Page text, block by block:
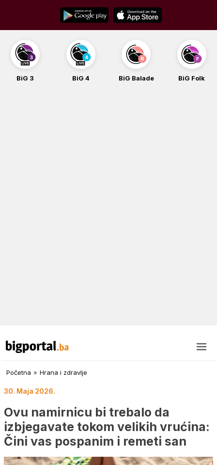
content
BiG 3 BiG 4 BiG Balade BiG Folk
Početna » Hrana i zdravlje
30. Maja 2026.
Ovu namirnicu bi trebalo da
izbjegavate tokom velikih vrućina:
Čini vas pospanim i remeti san